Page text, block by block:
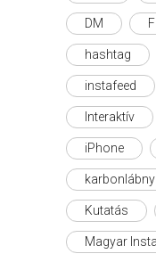
DM
hashtag
instafeed
Interaktív
iPhone
Kutatás
Magyar